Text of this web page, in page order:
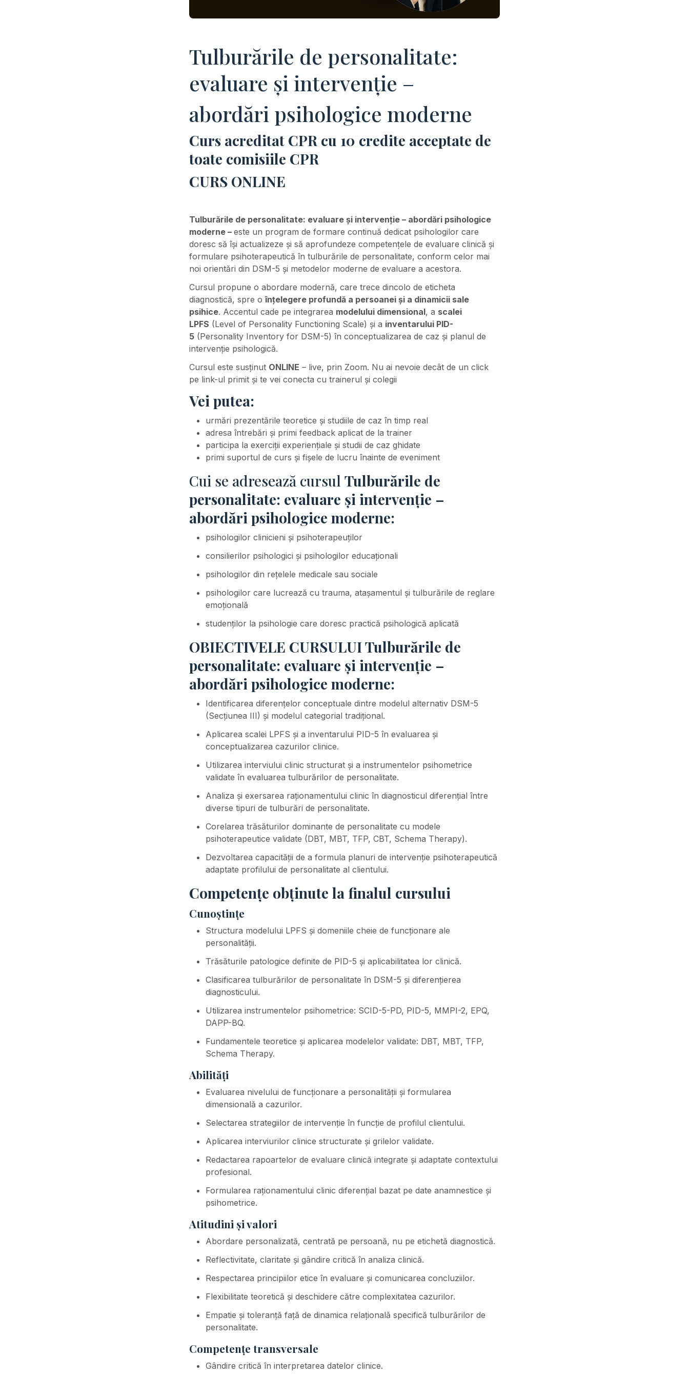
Tulburările de personalitate:
evaluare și intervenţie –
abordări psihologice moderne
Curs acreditat CPR cu 10 credite acceptate de
toate comisiile CPR
CURS ONLINE
Tulburările de personalitate: evaluare și intervenție – abordări psihologice
moderne – este un program de formare continuă dedicat psihologilor care
doresc să își actualizeze și să aprofundeze competențele de evaluare clinică și
formulare psihoterapeutică în tulburările de personalitate, conform celor mai
noi orientări din DSM-5 și metodelor moderne de evaluare a acestora.
Cursul propune o abordare modernă, care trece dincolo de eticheta
diagnostică, spre oînțelegere profundă a persoanei și a dinamicii sale
psihice. Accentul cade pe integrarea modelului dimensional, a scalei
LPFS (Level of Personality Functioning Scale) și a inventarului PID-
5 (Personality Inventory for DSM-5) în conceptualizarea de caz și planul de
intervenție psihologică.
Cursul este susținut ONLINE – live, prin Zoom. Nu ai nevoie decât de un click
pe link-ul primit și te vei conecta cu trainerul și colegii
Vei putea:
urmări prezentările teoretice și studiile de caz în timp real
adresa întrebări și primi feedback aplicat de la trainer
participa la exerciții experiențiale și studii de caz ghidate
primi suportul de curs și fișele de lucru înainte de eveniment
Cui se adresează cursul Tulburările de
personalitate: evaluare și intervenție –
abordări psihologice moderne:
psihologilor clinicieni și psihoterapeuților
consilierilor psihologici și psihologilor educaționali
psihologilor din rețelele medicale sau sociale
psihologilor care lucrează cu trauma, atașamentul și tulburările de reglare
emoțională
studenților la psihologie care doresc practică psihologică aplicată
OBIECTIVELE CURSULUI Tulburările de
personalitate: evaluare și intervenție –
abordări psihologice moderne:
Identificarea diferențelor conceptuale dintre modelul alternativ DSM-5
(Secțiunea III) și modelul categorial tradițional.
Aplicarea scalei LPFS și a inventarului PID-5 în evaluarea și
conceptualizarea cazurilor clinice.
Utilizarea interviului clinic structurat și a instrumentelor psihometrice
validate în evaluarea tulburărilor de personalitate.
Analiza și exersarea raționamentului clinic în diagnosticul diferențial între
diverse tipuri de tulburări de personalitate.
Corelarea trăsăturilor dominante de personalitate cu modele
psihoterapeutice validate (DBT, MBT, TFP, CBT, Schema Therapy).
Dezvoltarea capacității de a formula planuri de intervenție psihoterapeutică
adaptate profilului de personalitate al clientului.
Competențe obținute la finalul cursului
Cunoștințe
Structura modelului LPFS și domeniile cheie de funcționare ale
personalității.
Trăsăturile patologice definite de PID-5 și aplicabilitatea lor clinică.
Clasificarea tulburărilor de personalitate în DSM-5 și diferențierea
diagnosticului.
Utilizarea instrumentelor psihometrice: SCID-5-PD, PID-5, MMPI-2, EPQ,
DAPP-BQ.
Fundamentele teoretice și aplicarea modelelor validate: DBT, MBT, TFP,
Schema Therapy.
Abilități
Evaluarea nivelului de funcționare a personalității și formularea
dimensională a cazurilor.
Selectarea strategiilor de intervenție în funcție de profilul clientului.
Aplicarea interviurilor clinice structurate și grilelor validate.
Redactarea rapoartelor de evaluare clinică integrate și adaptate contextului
profesional.
Formularea raționamentului clinic diferențial bazat pe date anamnestice și
psihometrice.
Atitudini și valori
Abordare personalizată, centrată pe persoană, nu pe etichetă diagnostică.
Reflectivitate, claritate și gândire critică în analiza clinică.
Respectarea principiilor etice în evaluare și comunicarea concluziilor.
Flexibilitate teoretică și deschidere către complexitatea cazurilor.
Empatie și toleranță față de dinamica relațională specifică tulburărilor de
personalitate.
Competențe transversale
Gândire critică în interpretarea datelor clinice.